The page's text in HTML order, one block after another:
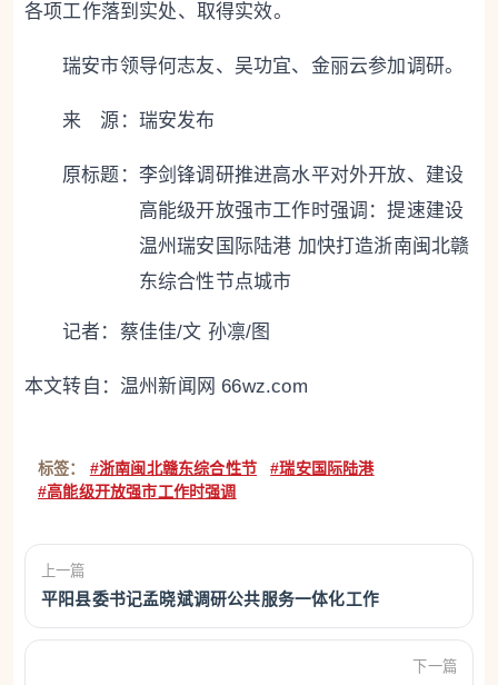
各项工作落到实处、取得实效。
瑞安市领导何志友、吴功宜、金丽云参加调研。
来 源：瑞安发布
原标题： 李剑锋调研推进高水平对外开放、建设
高能级开放强市工作时强调：提速建设
温州瑞安国际陆港 加快打造浙南闽北赣
东综合性节点城市
记者：蔡佳佳/文 孙凛/图
本文转自： 温州新闻网 66wz.com
标签： #浙南闽北赣东综合性节
#瑞安国际陆港
#高能级开放强市工作时强调
上一篇
平阳县委书记孟晓斌调研公共服务一体化工作
下一篇